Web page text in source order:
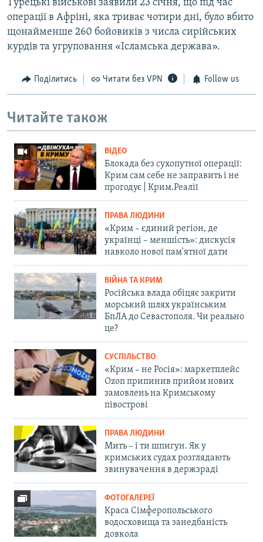
Турецькі військові заявили 23 січня, що під час
операції в Афріні, яка триває чотири дні, було вбито
щонайменше 260 бойовиків з числа сирійських
курдів та угруповання «Ісламська держава».
Поділитись Читати без VPN Follow us
Читайте також
ВІДЕО
Блокада без сухопутної операції:
Крим сам себе не заправить і не
прогодує | Крим.Реалії
ПРАВА ЛЮДИНИ
«Крим – єдиний регіон, де
українці – меншість»: дискусія
навколо нової пам'ятної дати
ВІЙНА ТА КРИМ
Російська влада обіцяє закрити
морський шлях українським
БпЛА до Севастополя. Чи реально
це?
СУСПІЛЬСТВО
«Крим – не Росія»: маркетплейс
Ozon припинив прийом нових
замовлень на Кримському
півострові
ПРАВА ЛЮДИНИ
Мить – і ти шпигун. Як у
кримських судах розглядають
звинувачення в держзраді
ФОТОГАЛЕРЕЇ
Краса Сімферопольського
водосховища та занедбаність
довкола